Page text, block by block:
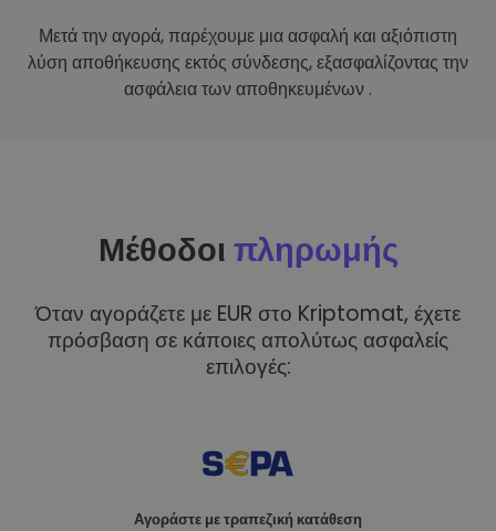
Μετά την αγορά, παρέχουμε μια ασφαλή και αξιόπιστη
λύση αποθήκευσης εκτός σύνδεσης, εξασφαλίζοντας την
ασφάλεια των αποθηκευμένων .
Μέθοδοι πληρωμής
Όταν αγοράζετε με EUR στο Kriptomat, έχετε
πρόσβαση σε κάποιες απολύτως ασφαλείς
επιλογές:
Αγοράστε με τραπεζική κατάθεση